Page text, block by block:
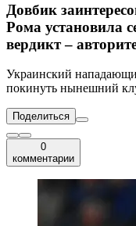
Довбик
Рома установила
вердикт –
Украинский
покинуть нынешний
Поделиться
0
комментарии